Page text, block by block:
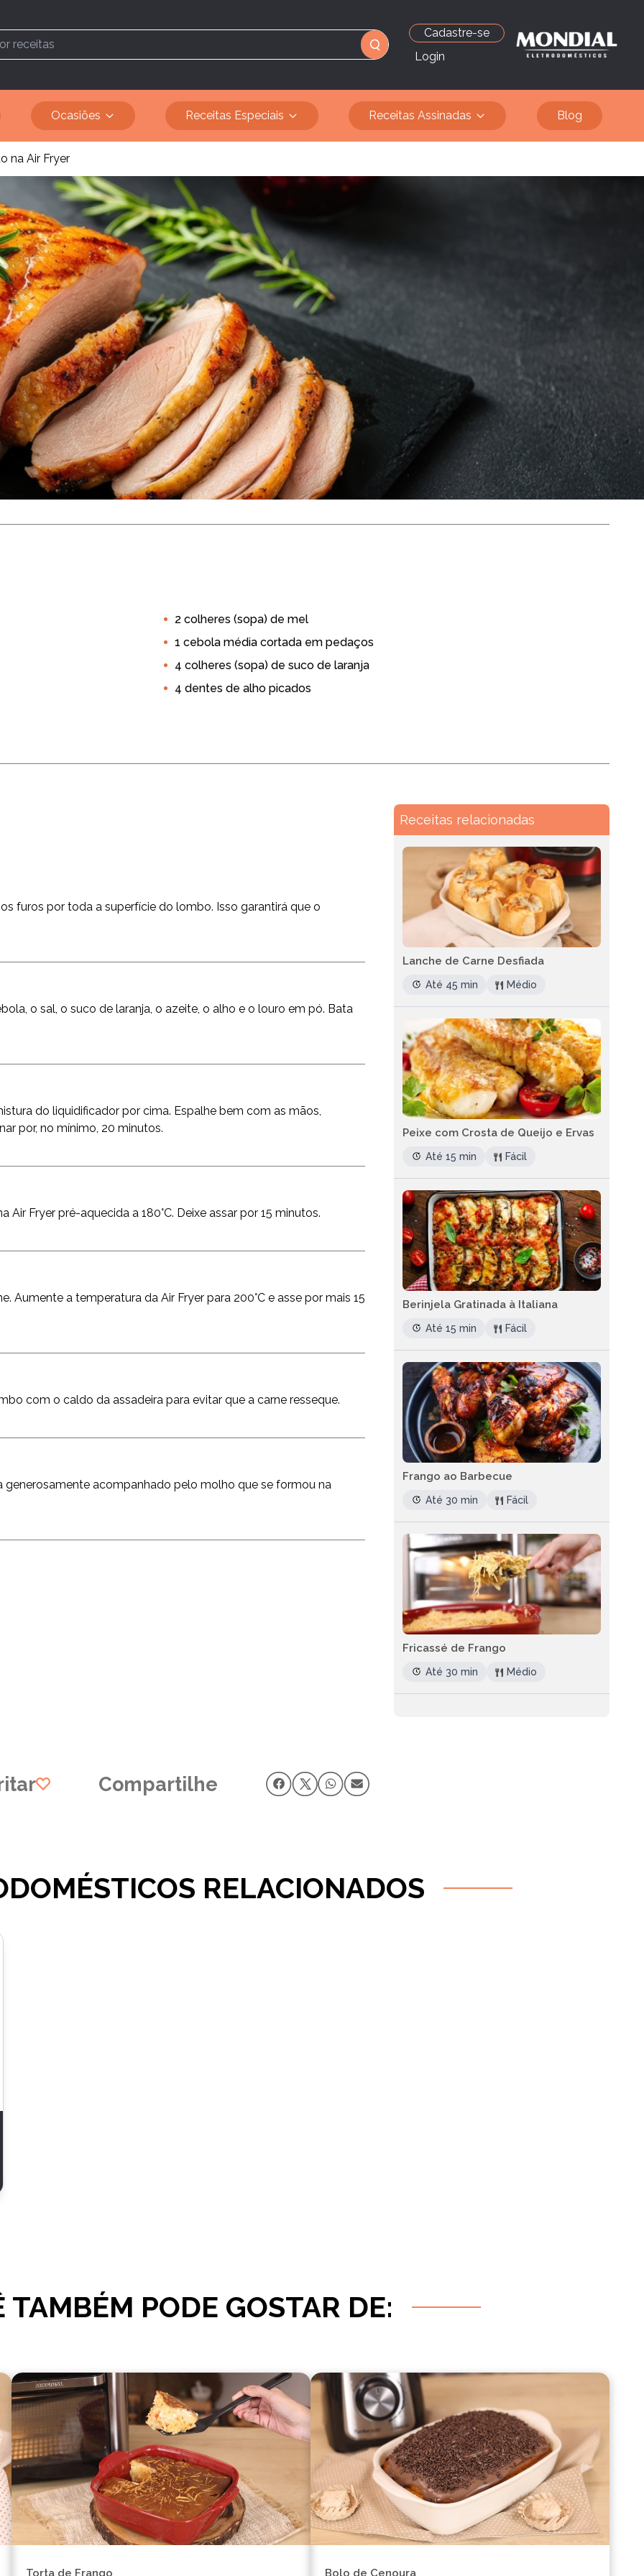
Cadastre-se
Login
Ocasiões Receitas Especiais Receitas Assinadas Blog
na Air Fryer
Suculento na Air Fryer
Prato Principal Carnes
2 colheres (sopa) de mel
1 cebola média cortada em pedaços
4 colheres (sopa) de suco de laranja
4 dentes de alho picados
furos por toda a superfície do lombo. Isso garantirá que o
o sal, o suco de laranja, o azeite, o alho e o louro em pó. Bata
do liquidificador por cima. Espalhe bem com as mãos,
por, no mínimo, 20 minutos.
Fryer pré-aquecida a 180°C. Deixe assar por 15 minutos.
Aumente a temperatura da Air Fryer para 200°C e asse por mais 15
com o caldo da assadeira para evitar que a carne resseque.
generosamente acompanhado pelo molho que se formou na
Receitas relacionadas
Lanche de Carne Desfiada
Até 45 min Médio
Peixe com Crosta de Queijo e Ervas
Até 15 min Fácil
Berinjela Gratinada à Italiana
Até 15 min Fácil
Frango ao Barbecue
Até 30 min Fácil
Fricassé de Frango
Até 30 min Médio
Compartilhe
RELACIONADOS
TAMBÉM PODE GOSTAR DE:
Torta de Frango Bolo de Cenoura